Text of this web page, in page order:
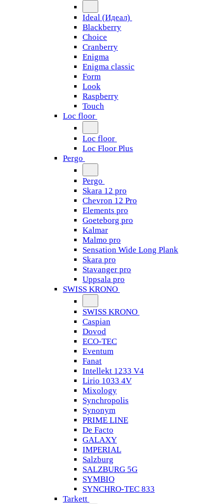
Ideal (Идеал)
Blackberry
Choice
Cranberry
Enigma
Enigma classic
Form
Look
Raspberry
Touch
Loc floor
Loc floor
Loc Floor Plus
Pergo
Pergo
Skara 12 pro
Chevron 12 Pro
Elements pro
Goeteborg pro
Kalmar
Malmo pro
Sensation Wide Long Plank
Skara pro
Stavanger pro
Uppsala pro
SWISS KRONO
SWISS KRONO
Caspian
Dovod
ECO-TEC
Eventum
Fanat
Intellekt 1233 V4
Lirio 1033 4V
Mixology
Synchropolis
Synonym
PRIME LINE
De Facto
GALAXY
IMPERIAL
Salzburg
SALZBURG 5G
SYMBIO
SYNCHRO-TEC 833
Tarkett